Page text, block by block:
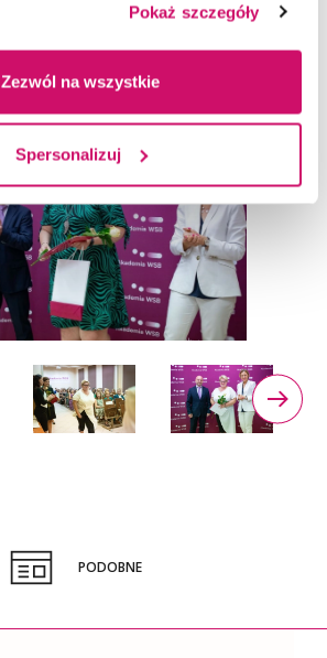
Pokaż szczegóły
Zezwól na wszystkie
Spersonalizuj
PODOBNE